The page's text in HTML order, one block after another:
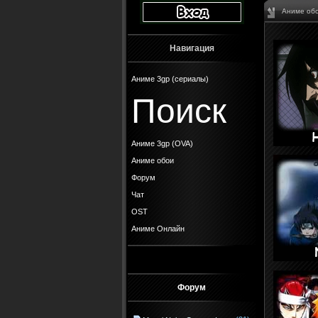
Навигация
Аниме 3gp (сериалы)
Поиск
Аниме 3gp (OVA)
Аниме обои
Форум
Чат
OST
Аниме Онлайн
Форум
Аниме